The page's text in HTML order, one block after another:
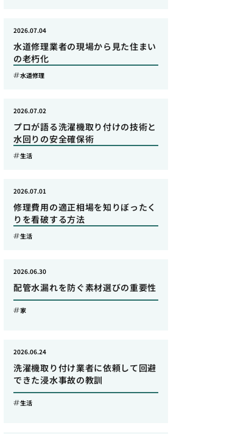
水道修理業者の現場から見た住まい
の老朽化
2026.07.04
水道修理
プロが語る洗濯機取り付けの技術と
水回りの安全確保術
2026.07.02
生活
修理費用の適正相場を知りぼったく
りを看破する方法
2026.07.01
生活
配管水漏れを防ぐ素材選びの重要性
2026.06.30
家
洗濯機取り付け業者に依頼して回避
できた浸水事故の教訓
2026.06.24
生活